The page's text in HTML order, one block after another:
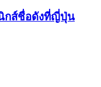
กส์ชื่อดังที่ญี่ปุ่น